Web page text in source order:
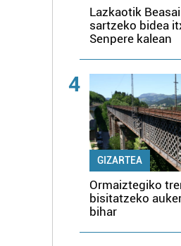
Lazkaotik
sartzeko bidea
Senpere kalean
4
GIZARTEA
Ormaiztegiko
bisitatzeko
bihar